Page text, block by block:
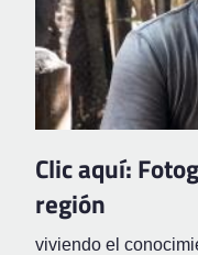
Clic aquí:
región
viviendo el